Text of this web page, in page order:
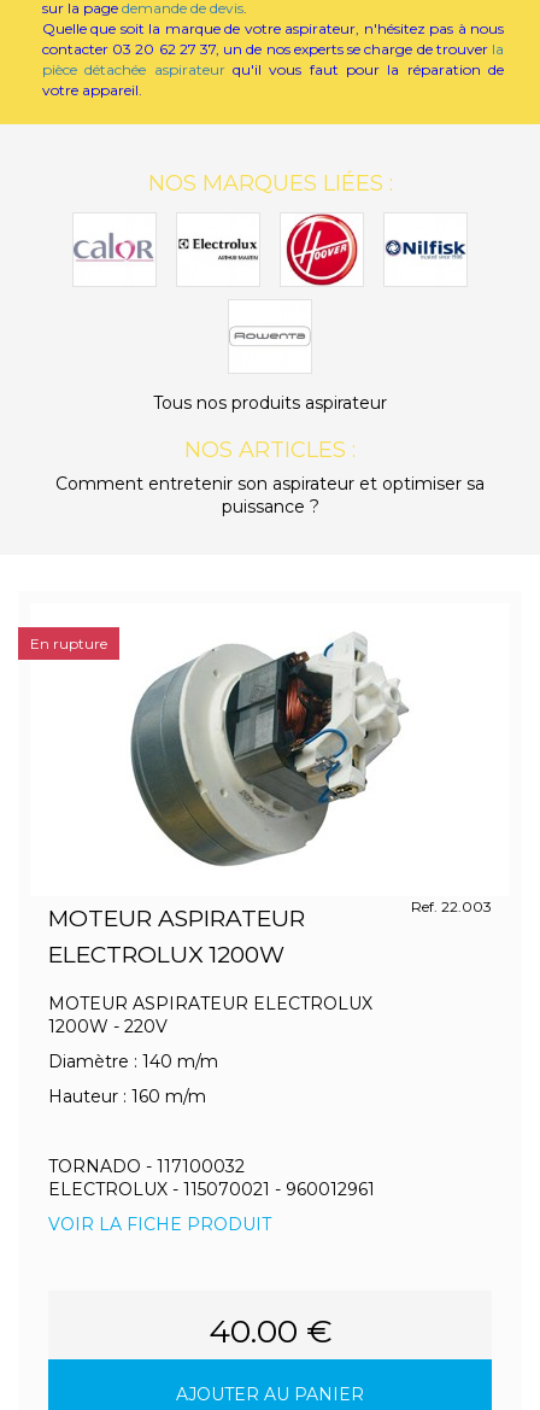
sur la page demande de devis.
Quelle que soit la marque de votre aspirateur, n'hésitez pas à nous
contacter 03 20 62 27 37, un de nos experts se charge de trouver la
pièce détachée aspirateurqu'il vous faut pour la réparation de
votre appareil.
NOS MARQUES LIÉES :
Tous nos produits aspirateur
NOS ARTICLES :
Comment entretenir son aspirateur et optimiser sa
puissance ?
MOTEUR ASPIRATEUR
ELECTROLUX 1200W
Ref. 22.003
MOTEUR ASPIRATEUR ELECTROLUX
1200W - 220V
Diamètre : 140 m/m
Hauteur : 160 m/m
TORNADO - 117100032
ELECTROLUX - 115070021 - 960012961
VOIR LA FICHE PRODUIT
40.00 €
AJOUTER AU PANIER
En rupture